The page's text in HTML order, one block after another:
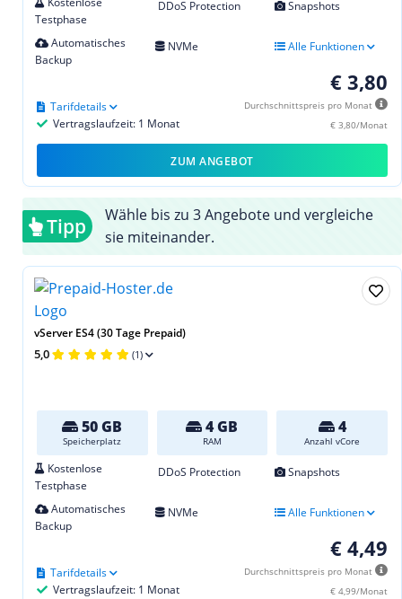
Testphase
DDoS Protection Snapshots
Automatisches
Backup
NVMe Alle Funktionen
€ 3,80
Durchschnittspreis pro Monat
€ 3,80/Monat
Vertragslaufzeit: 1 Monat
Tarifdetails
ZUM ANGEBOT
Tipp
Wähle bis zu 3 Angebote und vergleiche
sie miteinander.
vServer ES4 (30 Tage Prepaid)
5,0 (1)
50 GB
Speicherplatz
4 GB
RAM
4
Anzahl vCore
Kostenlose
Testphase
DDoS Protection Snapshots
Automatisches
Backup
NVMe Alle Funktionen
€ 4,49
Durchschnittspreis pro Monat
€ 4,99/Monat
Vertragslaufzeit: 1 Monat
Tarifdetails